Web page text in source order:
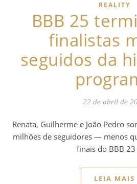
REALITY
BBB 25
finalistas
seguidos da
22 de abril de
Renata, Guilherme e João Pedro somam juntos apenas 2,7
milhões de seguidores — menos
finais do BBB
LEIA MAIS